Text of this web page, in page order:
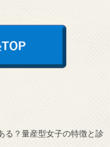
る？量産型女子の特徴と診